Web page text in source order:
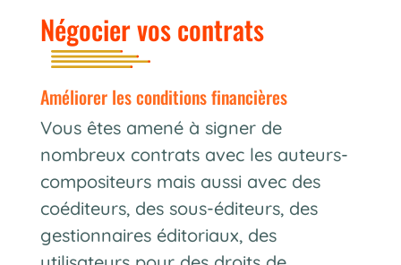
Négocier vos contrats
améliorer les conditions financières
Vous êtes amené à signer de
nombreux contrats avec les auteurs-
compositeurs mais aussi avec des
coéditeurs, des sous-éditeurs, des
gestionnaires éditoriaux, des